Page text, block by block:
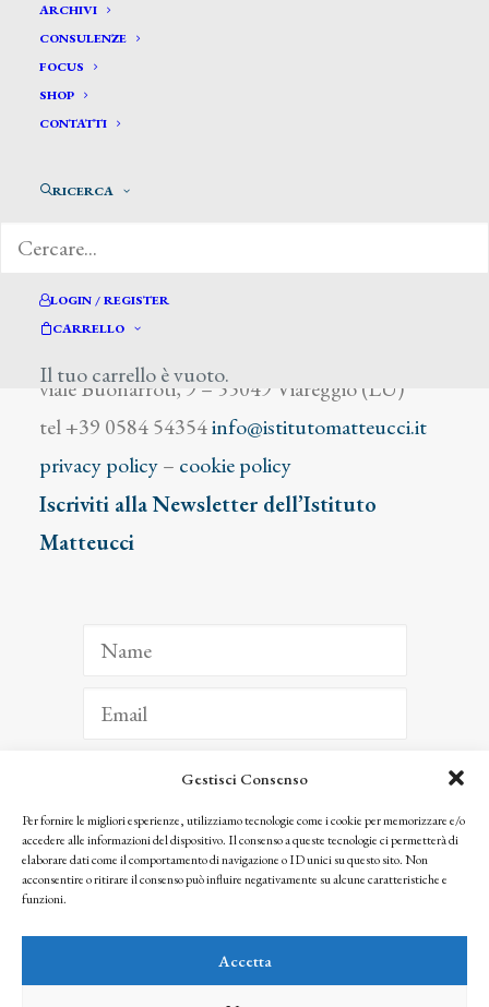
Gestisci Consenso
Per fornire le migliori esperienze, utilizziamo tecnologie come i cookie per memorizzare e/o
accedere alle informazioni del dispositivo. Il consenso a queste tecnologie ci permetterà di
elaborare dati come il comportamento di navigazione o ID unici su questo sito. Non
acconsentire o ritirare il consenso può influire negativamente su alcune caratteristiche e
funzioni.
Accetta
ARCHIVI
CONSULENZE
FOCUS
SHOP
CONTATTI
RICERCA
LOGIN / REGISTER
CARRELLO
Il tuo carrello è vuoto.
De Ferrario Carlo
viale Buonarroti, 9 – 55049 Viareggio (LU)
tel +39 0584 54354info@istitutomatteucci.it
privacy policy– cookie policy
Iscriviti alla Newsletter dell’Istituto
Matteucci
ISCRIVITI
Facendo clic per iscriverti, riconosci che le tue informazioni saranno trattate
seguendo la nostra Privacy Policy
© 2025 Istituto Matteucci. All right reserved
l’autorizzazione scritta dei proprietari dei diritti e dell’Istituto Matteucci